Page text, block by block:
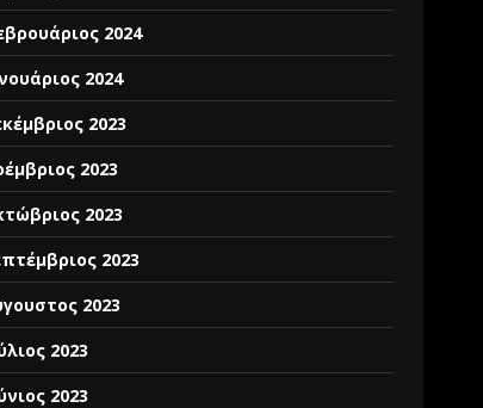
2024
2024
2023
2023
2023
2023
2023
2023
2023